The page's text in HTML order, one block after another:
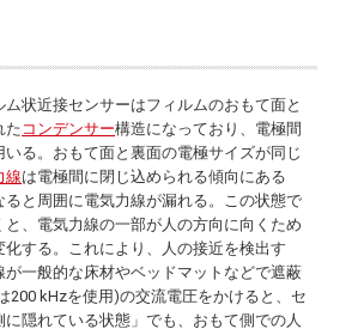
状近接センサーはフィルムのおもて面と
た コンデンサー構造になっており、電極間
る。おもて面と裏面の電極サイズが同じ
線は電極間に閉じ込められる傾向にある
と周囲に電気力線が漏れる。この状態で
と、電気力線の一部が人の方向に向くため
化する。これにより、人の接近を検出す
が一般的な床材やベッドマットなどで遮蔽
200 kHzを使用)の交流電圧をかけると、セ
隠れている状態」でも、おもて側での人